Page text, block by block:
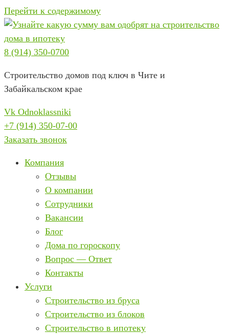
Перейти к содержимому
8 (914) 350-0700
Строительство домов под ключ в Чите и
Забайкальском крае
Vk Odnoklassniki
+7 (914) 350-07-00
Заказать звонок
Компания
Отзывы
О компании
Сотрудники
Вакансии
Блог
Дома по гороскопу
Вопрос — Ответ
Контакты
Услуги
Строительство из бруса
Строительство из блоков
Строительство в ипотеку